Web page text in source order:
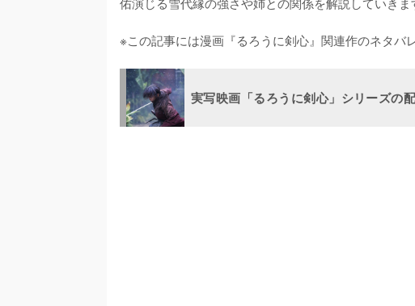
※この記事には漫画『るろうに剣心』関連作のネタバ
実写映画「るろうに剣心」シリーズの